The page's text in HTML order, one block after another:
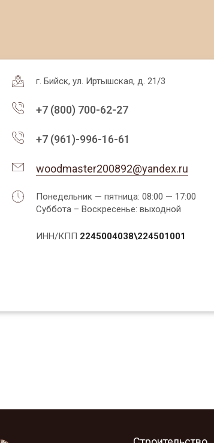
г. Бийск, ул. Иртышская, д. 21/3
+7 (800) 700-62-27
+7 (961)-996-16-61
woodmaster200892@yandex.ru
Понедельник — пятница: 08:00 — 17:00
Суббота – Воскресенье: выходной
ИНН/КПП 2245004038\224501001